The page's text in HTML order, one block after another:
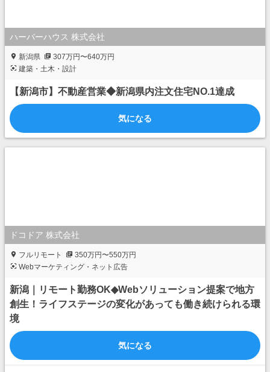
ハーバーハウス 株式会社
新潟県
307万円〜640万円
建築・土木・設計
【新潟市】不動産営業◆新潟県内注文住宅NO.1達成
気になる
ドコドア 株式会社
フルリモート
350万円〜550万円
Webマーケティング・ネット広告
新潟｜リモート勤務OK◆Webソリューション提案で地方
創生！ライフステージの変化があっても働き続けられる環
境
気になる